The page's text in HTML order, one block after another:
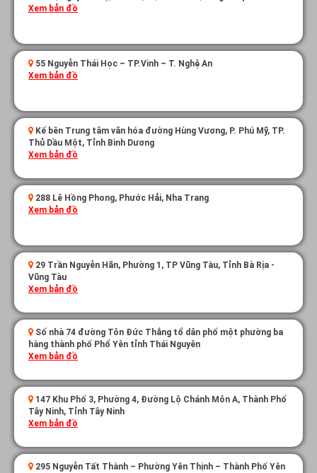
Xem bản đồ
55 Nguyễn Thái Học – TP.Vinh – T. Nghệ An
Xem bản đồ
Kế bên Trung tâm văn hóa đường Hùng Vương, P. Phú Mỹ, TP.
Thủ Dầu Một, Tỉnh Bình Dương
Xem bản đồ
288 Lê Hồng Phong, Phước Hải, Nha Trang
Xem bản đồ
29 Trần Nguyễn Hãn, Phường 1, TP Vũng Tàu, Tỉnh Bà Rịa -
Vũng Tàu
Xem bản đồ
Số nhà 74 đường Tôn Đức Thắng tổ dân phố một phường ba
hàng thành phố Phổ Yên tỉnh Thái Nguyên
Xem bản đồ
147 Khu Phố 3, Phường 4, Đường Lộ Chánh Môn A, Thành Phố
Tây Ninh, Tỉnh Tây Ninh
Xem bản đồ
295 Nguyễn Tất Thành – Phường Yên Thịnh – Thành Phố Yên